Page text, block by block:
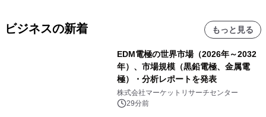
ビジネスの新着 もっと見る
EDM電極の世界市場（2026年～2032
年）、市場規模（黒鉛電極、金属電
極）・分析レポートを発表
株式会社マーケットリサーチセンター
29分前